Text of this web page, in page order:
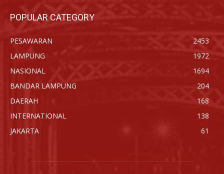
POPULAR CATEGORY
PESAWARAN
2453
LAMPUNG
1972
NASIONAL
1694
BANDAR LAMPUNG
204
DAERAH
168
INTERNATIONAL
138
JAKARTA
61